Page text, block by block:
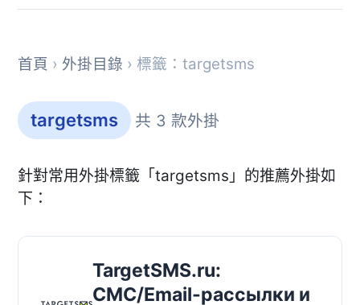
首頁 › 外掛目錄 › 標籤：targetsms
targetsms 共 3 款外掛
針對常用外掛標籤「targetsms」的推薦外掛如
下：
TargetSMS.ru:
СМС/Email-рассылки и